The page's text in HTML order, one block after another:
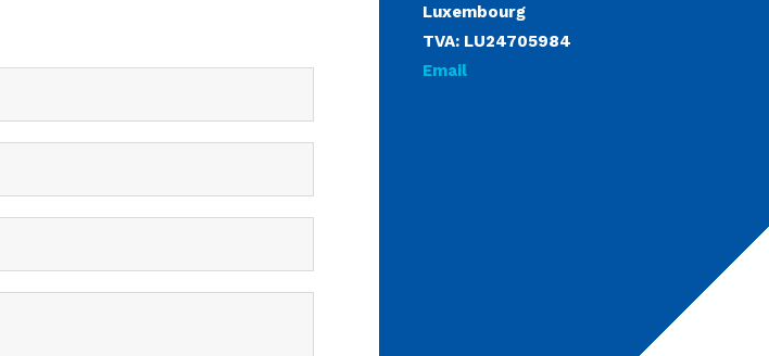
Luxembourg
TVA: LU24705984
Email